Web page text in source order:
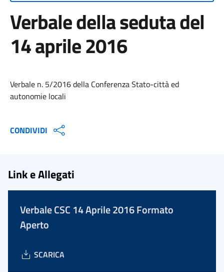
Verbale della seduta del
14 aprile 2016
Verbale n. 5/2016 della Conferenza Stato-città ed
autonomie locali
CONDIVIDI
Link e Allegati
Verbale CSC 14 Aprile 2016 Formato
Aperto
SCARICA